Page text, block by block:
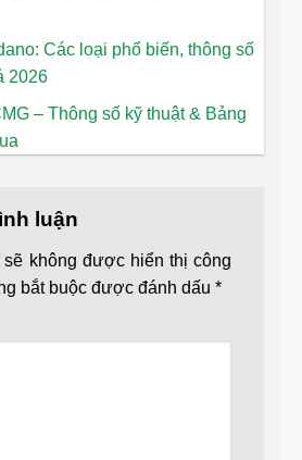
Các loại phổ biến, thông số
2026
– Thông số kỹ thuật & Bảng
luận
sẽ không được hiển thị công
bắt buộc được đánh dấu *